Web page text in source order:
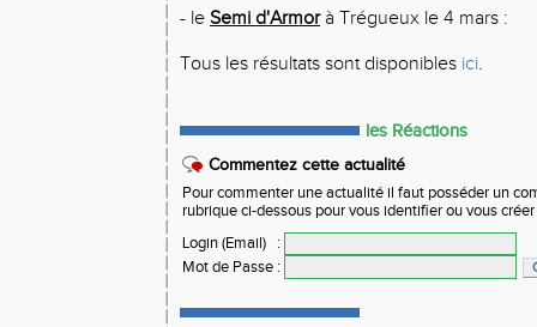
- le Semi d'Armorà Trégueux le 4 mars :
Tous les résultats sont disponibles ici.
les Réactions
Commentez cette actualité
Pour commenter une actualité il faut posséder un
rubrique ci-dessous pour vous identifier ou vous
Login (Email)
:
Mot de Passe :